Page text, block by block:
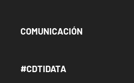
Menu Footer Comunicación
COMUNICACIÓN
Menú Footer #Cdtidata
#CDTIDATA